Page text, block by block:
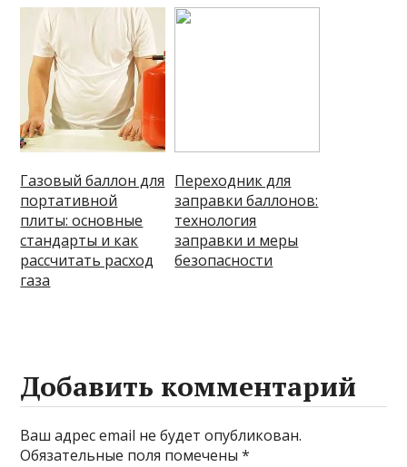
Газовый баллон для
портативной
плиты: основные
стандарты и как
рассчитать расход
газа
Переходник для
заправки баллонов:
технология
заправки и меры
безопасности
Добавить комментарий
Ваш адрес email не будет опубликован.
Обязательные поля помечены*